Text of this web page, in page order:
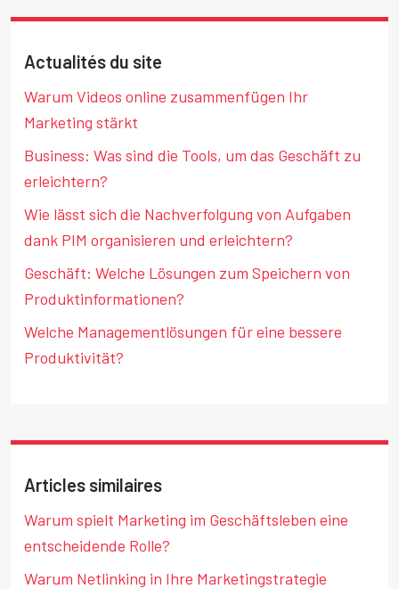
Actualités du site
Warum Videos online zusammenfügen Ihr
Marketing stärkt
Business: Was sind die Tools, um das Geschäft zu
erleichtern?
Wie lässt sich die Nachverfolgung von Aufgaben
dank PIM organisieren und erleichtern?
Geschäft: Welche Lösungen zum Speichern von
Produktinformationen?
Welche Managementlösungen für eine bessere
Produktivität?
Articles similaires
Warum spielt Marketing im Geschäftsleben eine
entscheidende Rolle?
Warum Netlinking in Ihre Marketingstrategie